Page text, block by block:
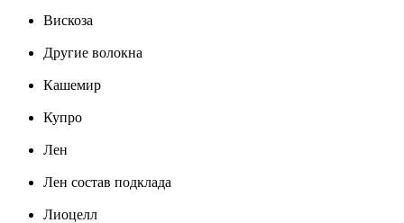
Вискоза
Другие волокна
Кашемир
Купро
Лен
Лен состав подклада
Лиоцелл